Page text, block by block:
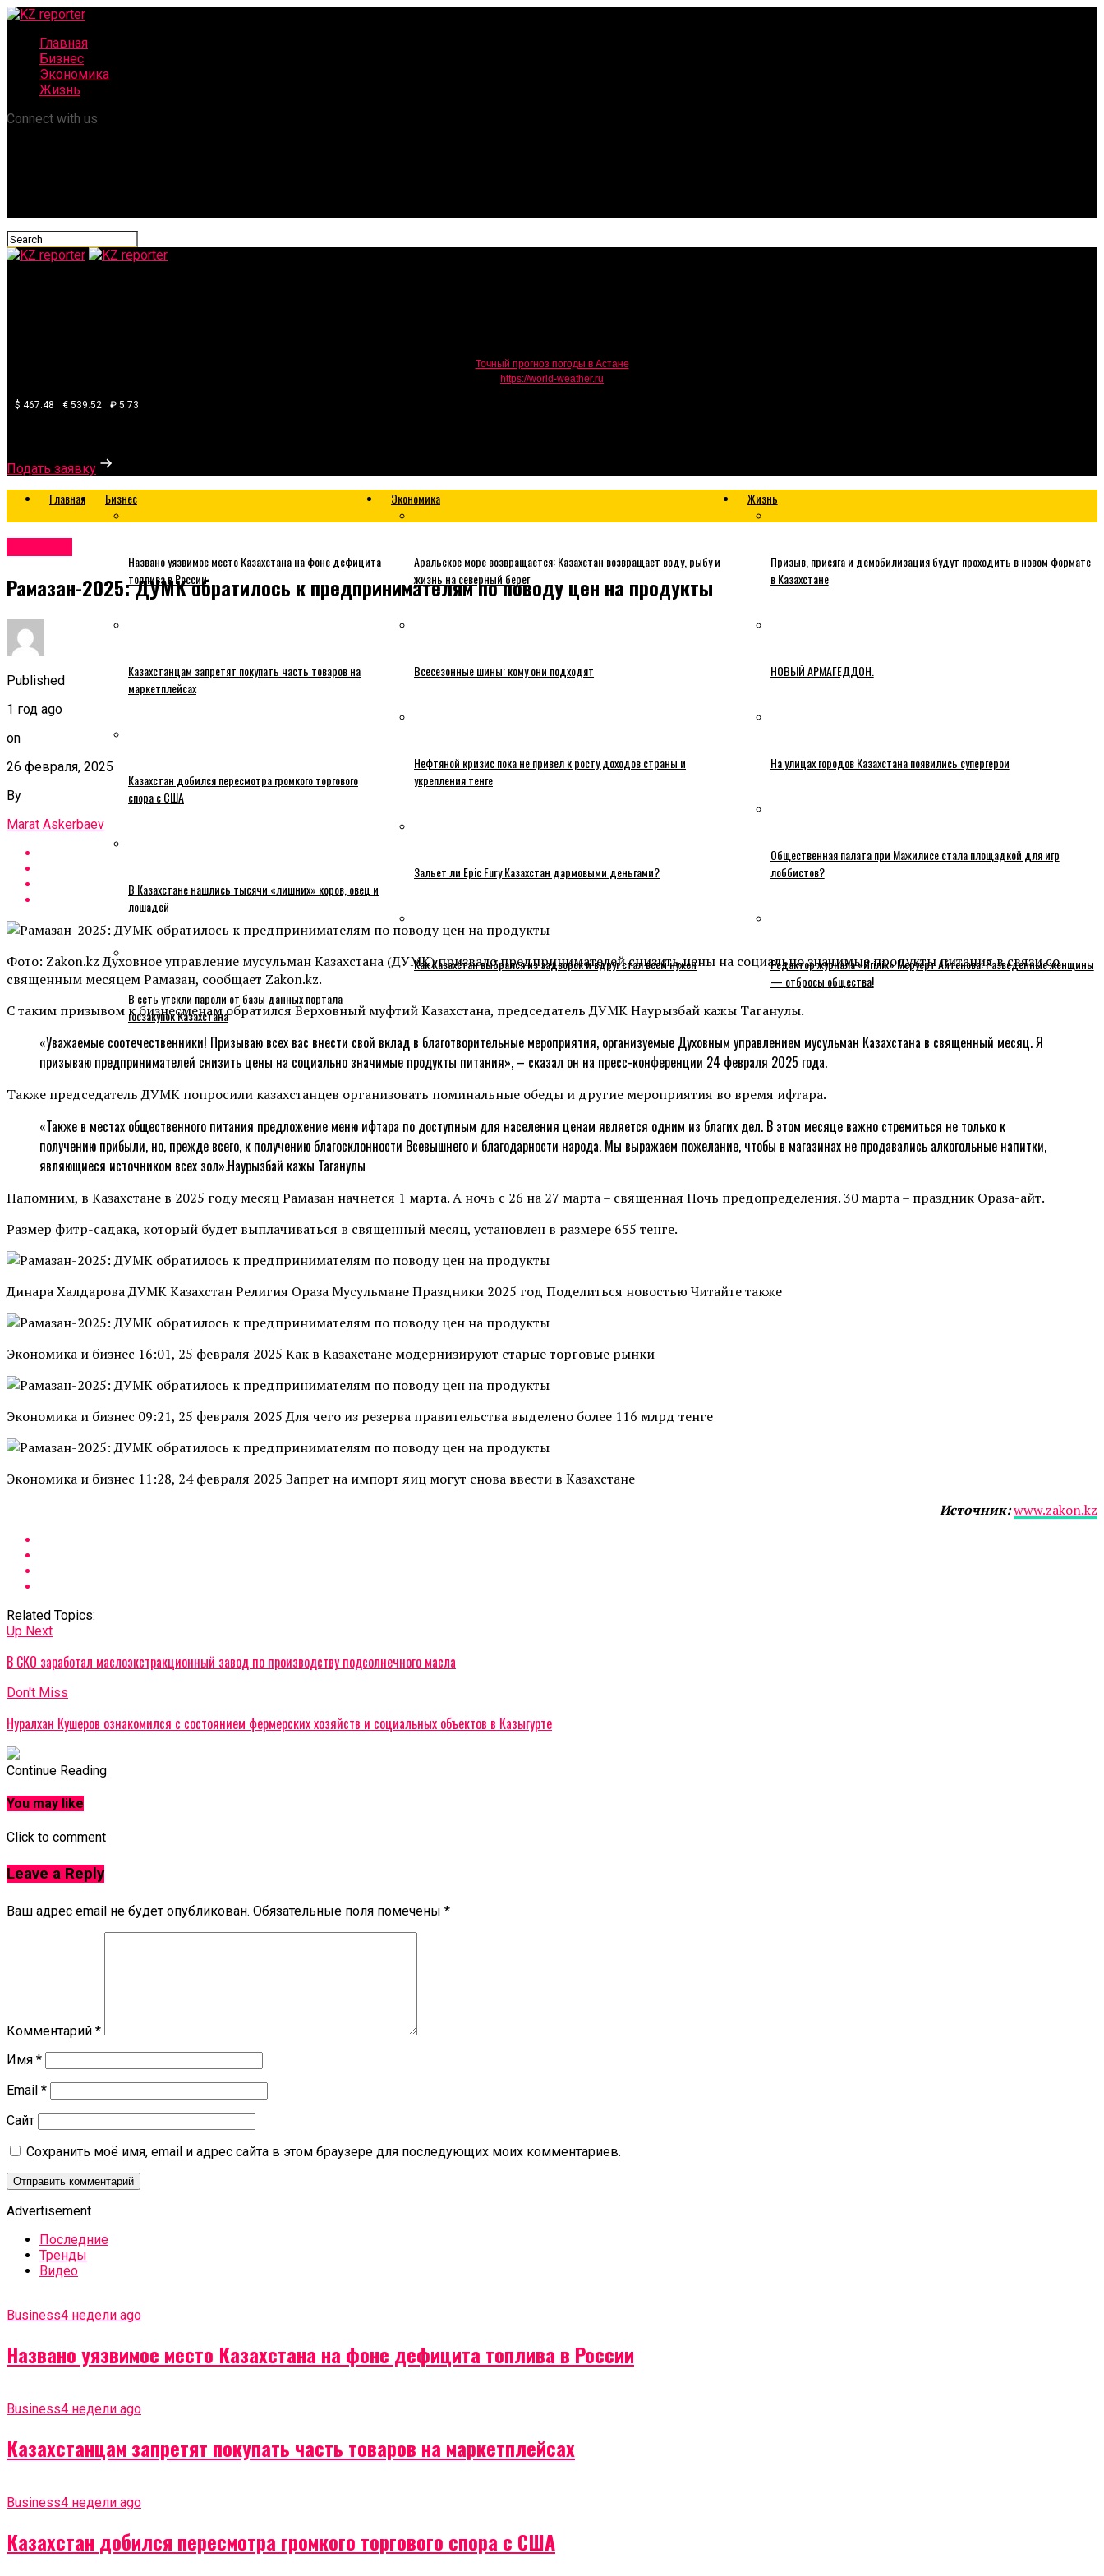
Главная
Бизнес
Экономика
Жизнь
Connect with us
Точный прогноз погоды в Астане
https://world-weather.ru
$ 467.48 € 539.52 ₽ 5.73
Подать заявку
Главная Бизнес
Названо уязвимое место Казахстана на фоне дефицита
топлива в России
Казахстанцам запретят покупать часть товаров на
маркетплейсах
Казахстан добился пересмотра громкого торгового
спора с США
В Казахстане нашлись тысячи «лишних» коров, овец и
лошадей
В сеть утекли пароли от базы данных портала
госзакупок Казахстана
Экономика
Аральское море возвращается: Казахстан возвращает воду, рыбу и
жизнь на северный берег
Всесезонные шины: кому они подходят
Нефтяной кризис пока не привел к росту доходов страны и
укрепления тенге
Зальет ли Epic Fury Казахстан дармовыми деньгами?
Как Казахстан выбрался из задворок и вдруг стал всем нужен
Жизнь
Призыв, присяга и демобилизация будут проходить в новом формате
в Казахстане
НОВЫЙ АРМАГЕДДОН.
На улицах городов Казахстана появились супергерои
Общественная палата при Мажилисе стала площадкой для игр
лоббистов?
Редактор журнала «Игілік» Меруерт Айтенова: Разведенные женщины
— отбросы общества!
Рамазан-2025: ДУМК обратилось к предпринимателям по поводу цен на продукты
Published
1 год ago
on
26 февраля, 2025
By
Marat Askerbaev
Фото: Zakon.kz Духовное управление мусульман Казахстана (ДУМК) призвало предпринимателей снизить цены на социально значимые продукты питания в связи со
священным месяцем Рамазан, сообщает Zakon.kz.
С таким призывом к бизнесменам обратился Верховный муфтий Казахстана, председатель ДУМК Наурызбай кажы Таганулы.
«Уважаемые соотечественники! Призываю всех вас внести свой вклад в благотворительные мероприятия, организуемые Духовным управлением мусульман Казахстана в священный месяц. Я
призываю предпринимателей снизить цены на социально значимые продукты питания», – сказал он на пресс-конференции 24 февраля 2025 года.
Также председатель ДУМК попросили казахстанцев организовать поминальные обеды и другие мероприятия во время ифтара.
«Также в местах общественного питания предложение меню ифтара по доступным для населения ценам является одним из благих дел. В этом месяце важно стремиться не только к
получению прибыли, но, прежде всего, к получению благосклонности Всевышнего и благодарности народа. Мы выражаем пожелание, чтобы в магазинах не продавались алкогольные напитки,
являющиеся источником всех зол».Наурызбай кажы Таганулы
Напомним, в Казахстане в 2025 году месяц Рамазан начнется 1 марта. А ночь с 26 на 27 марта – священная Ночь предопределения. 30 марта – праздник Ораза-айт.
Размер фитр-садака, который будет выплачиваться в священный месяц, установлен в размере 655 тенге.
Динара Халдарова ДУМК Казахстан Религия Ораза Мусульмане Праздники 2025 год Поделиться новостью Читайте также
Экономика и бизнес 16:01, 25 февраля 2025 Как в Казахстане модернизируют старые торговые рынки
Экономика и бизнес 09:21, 25 февраля 2025 Для чего из резерва правительства выделено более 116 млрд тенге
Экономика и бизнес 11:28, 24 февраля 2025 Запрет на импорт яиц могут снова ввести в Казахстане
Источник:www.zakon.kz
Related Topics:
Up Next
В СКО заработал маслоэкстракционный завод по производству подсолнечного масла
Don't Miss
Нуралхан Кушеров ознакомился с состоянием фермерских хозяйств и социальных объектов в Казыгурте
Continue Reading
You may like
Click to comment
Leave a Reply
Ваш адрес email не будет опубликован. Обязательные поля помечены *
Комментарий *
Имя *
Email *
Сайт
Сохранить моё имя, email и адрес сайта в этом браузере для последующих моих комментариев.
Advertisement
Последние
Тренды
Видео
Business4 недели ago
Названо уязвимое место Казахстана на фоне дефицита топлива в России
Business4 недели ago
Казахстанцам запретят покупать часть товаров на маркетплейсах
Business4 недели ago
Казахстан добился пересмотра громкого торгового спора с США